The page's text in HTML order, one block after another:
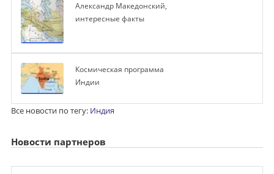
Александр Македонский,
интересные факты
Космическая программа
Индии
Все новости по тегу: Индия
Новости партнеров